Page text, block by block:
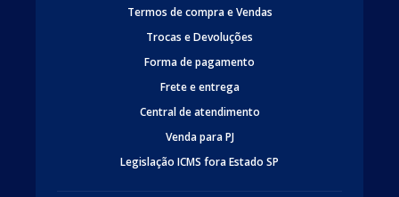
Termos de compra e Vendas
Trocas e Devoluções
Forma de pagamento
Frete e entrega
Central de atendimento
Venda para PJ
Legislação ICMS fora Estado SP